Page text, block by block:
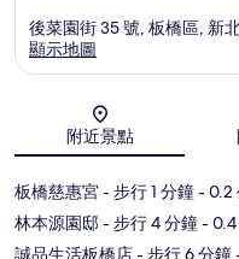
後菜園街 35 號, 板橋區, 新
顯示地圖
附近景點
板橋慈惠宮- 步行 1 分鐘- 0.2
林本源園邸 - 步行 4 分鐘- 0.4
誠品生活板橋店- 步行 6 分鐘